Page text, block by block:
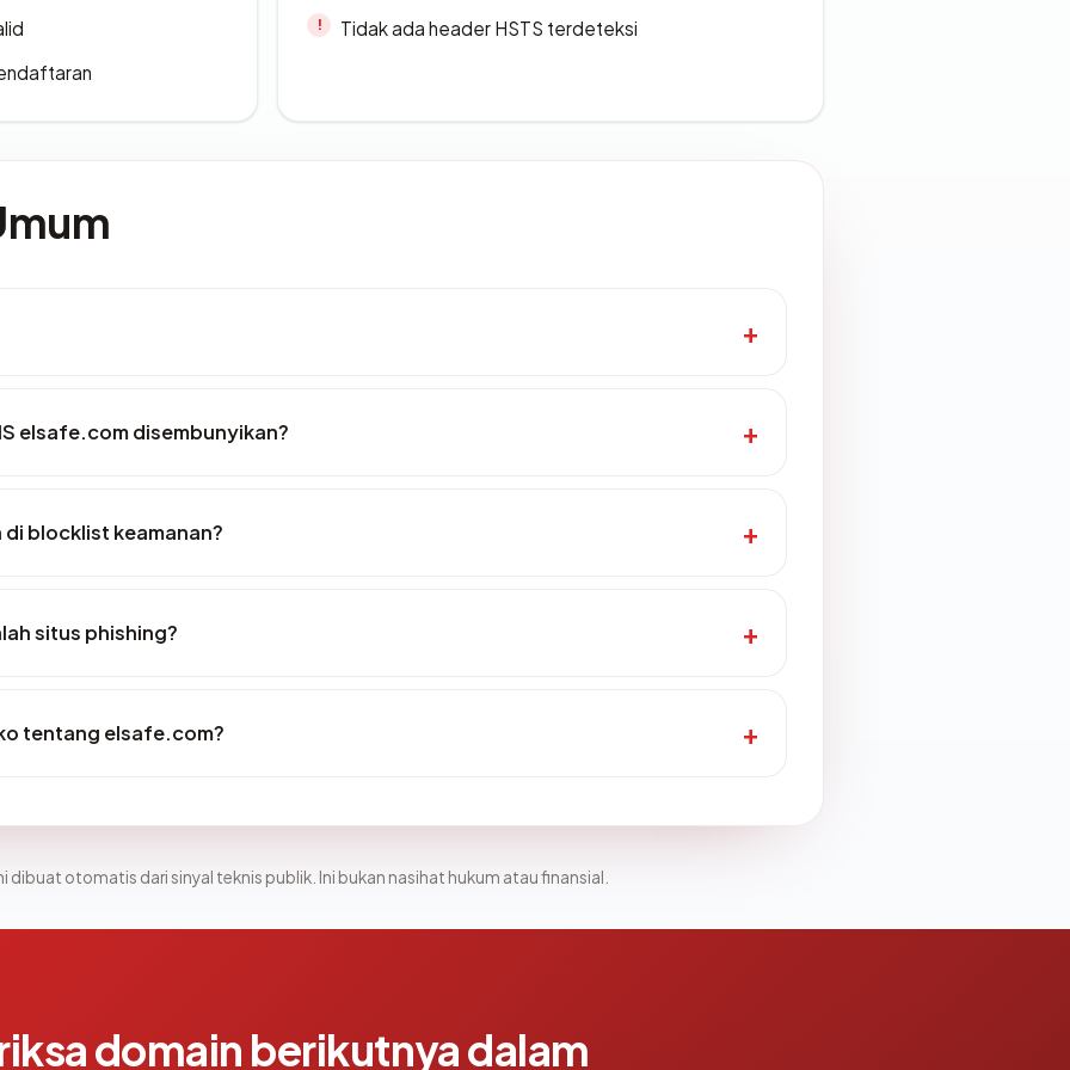
Tidak ada header HSTS terdeteksi
elsafe.com disembunyikan?
blocklist keamanan?
situs phishing?
tentang elsafe.com?
dibuat otomatis dari sinyal teknis publik. Ini bukan nasihat hukum atau finansial.
domain berikutnya dalam